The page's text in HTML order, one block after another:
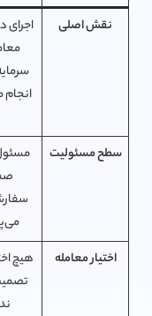
نقش اصلی
اجرای
سطح مسئولیت
اختیار معامله
هیچ